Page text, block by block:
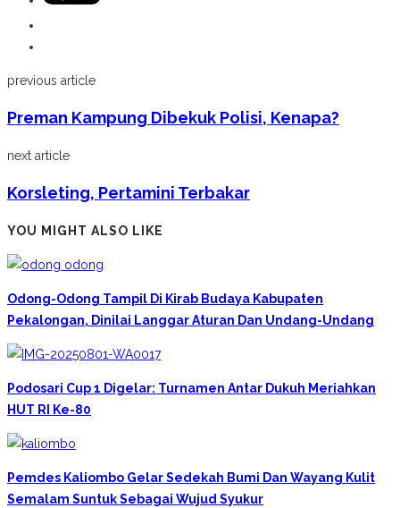
previous article
Preman Kampung Dibekuk Polisi, Kenapa?
next article
Korsleting, Pertamini Terbakar
YOU MIGHT ALSO LIKE
Odong-Odong Tampil Di Kirab Budaya Kabupaten
Pekalongan, Dinilai Langgar Aturan Dan Undang-Undang
Podosari Cup 1 Digelar: Turnamen Antar Dukuh Meriahkan
HUT RI Ke-80
Pemdes Kaliombo Gelar Sedekah Bumi Dan Wayang Kulit
Semalam Suntuk Sebagai Wujud Syukur